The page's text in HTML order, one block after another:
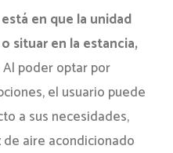
está en que la unidad
situar en la estancia,
Al poder optar por
el usuario puede
a sus necesidades,
aire acondicionado